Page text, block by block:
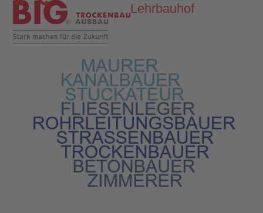
content
Open
mobile
menu
Close
mobile
menu
Lehrbauhof